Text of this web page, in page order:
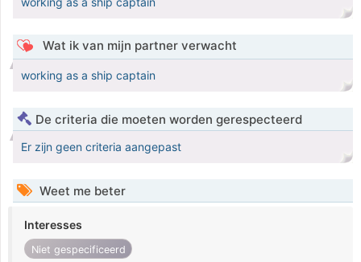
Wat ik van mijn partner verwacht
working as a ship captain
De criteria die moeten worden gerespecteerd
Er zijn geen criteria aangepast
Weet me beter
Interesses
Niet gespecificeerd